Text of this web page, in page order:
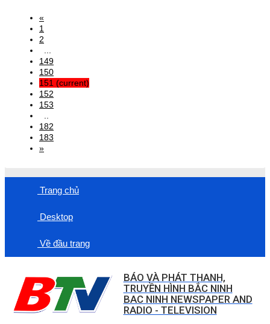
«
1
2
...
149
150
151 (current)
152
153
..
182
183
»
Trang chủ
Desktop
Về đầu trang
BÁO VÀ PHÁT THANH,
TRUYỀN HÌNH BẮC NINH
BAC NINH NEWSPAPER AND
RADIO - TELEVISION